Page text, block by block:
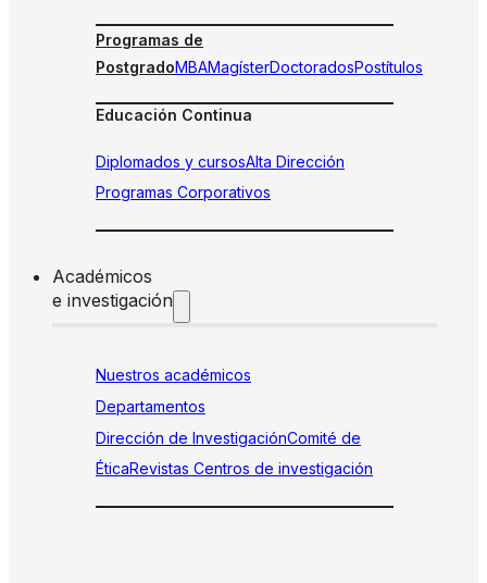
Programas de
PostgradoMBAMagísterDoctoradosPostítulos
Educación Continua
Diplomados y cursosAlta Dirección
Programas Corporativos
Académicos
e investigación
Nuestros académicos
Departamentos
Dirección de InvestigaciónComité de
ÉticaRevistas Centros de investigación